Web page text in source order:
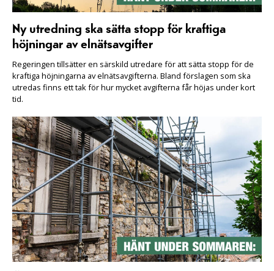
Ny utredning ska sätta stopp för kraftiga
höjningar av elnätsavgifter
Regeringen tillsätter en särskild utredare för att sätta stopp för de
kraftiga höjningarna av elnätsavgifterna. Bland förslagen som ska
utredas finns ett tak för hur mycket avgifterna får höjas under kort
tid.